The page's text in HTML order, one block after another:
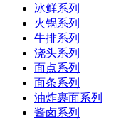
冰鲜系列
火锅系列
牛排系列
浇头系列
面点系列
面条系列
油炸裹面系列
酱卤系列